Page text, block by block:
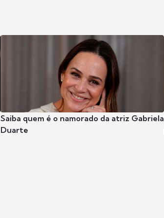
Saiba quem é o namorado da atriz Gabriela
Duarte